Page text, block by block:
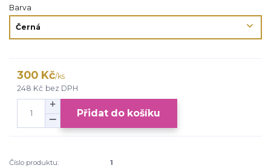
Barva
300 Kč/ks
248 Kč bez DPH
Přidat do košíku
Číslo produktu: 1